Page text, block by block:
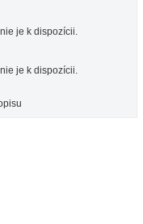
je k dispozícii.
je k dispozícii.